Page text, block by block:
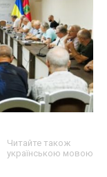
Читайте також
українською мовою